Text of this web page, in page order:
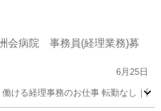
会病院 事務員(経理業務)募
6月25日
働ける経理事務のお仕事 転勤なし｜